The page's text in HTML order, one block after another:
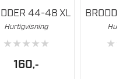
44-48 XL
Hurtigvisning
★★★★★
160,-
★